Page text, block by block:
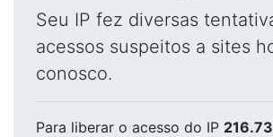
Seu IP fez diversas
acessos suspeitos a sites
conosco.
Para liberar o acesso do IP